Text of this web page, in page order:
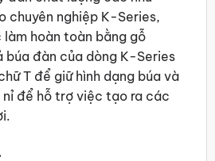
chuyên nghiệp K-Series,
hoàn toàn bằng gỗ
búa đàn của dòng K-Series
T để giữ hình dạng búa và
để hỗ trợ việc tạo ra các